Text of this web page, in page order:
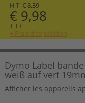
H.T. € 8,39
€ 9,98
T.T.C
+ Frais d’expédition
Dymo Label
weiß auf vert
Afficher les appareils